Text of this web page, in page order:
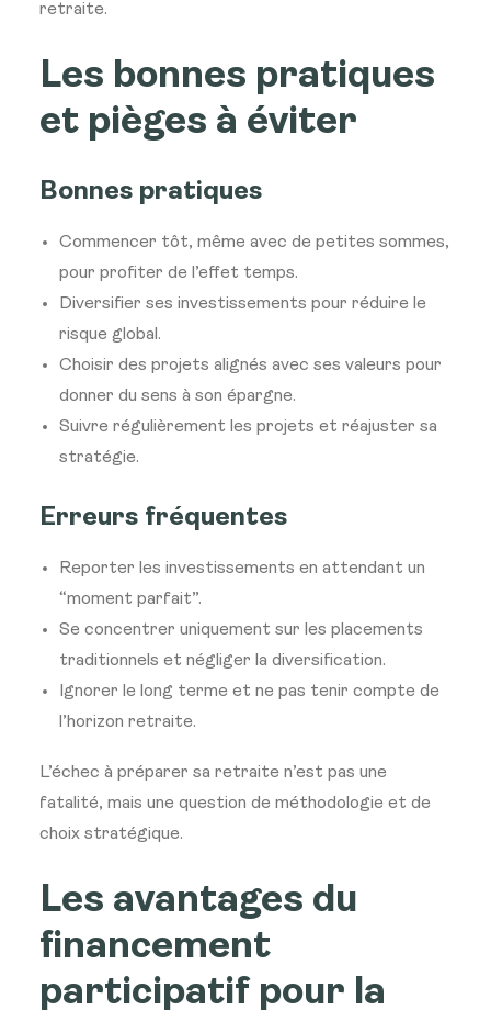
retraite.
Les bonnes pratiques
et pièges à éviter
Bonnes pratiques
Commencer tôt, même avec de petites sommes,
pour profiter de l’effet temps.
Diversifier ses investissements pour réduire le
risque global.
Choisir des projets alignés avec ses valeurs pour
donner du sens à son épargne.
Suivre régulièrement les projets et réajuster sa
stratégie.
Erreurs fréquentes
Reporter les investissements en attendant un
“moment parfait”.
Se concentrer uniquement sur les placements
traditionnels et négliger la diversification.
Ignorer le long terme et ne pas tenir compte de
l’horizon retraite.
L’échec à préparer sa retraite n’est pas une
fatalité, mais une question de méthodologie et de
choix stratégique.
Les avantages du
financement
participatif pour la